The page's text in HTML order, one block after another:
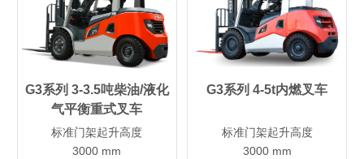
G3系列 3-3.5吨柴油/液化
气平衡重式叉车
标准门架起升高度
3000 mm
G3系列 4-5t内燃叉车
标准门架起升高度
3000 mm